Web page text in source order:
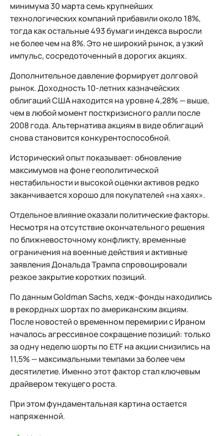
минимума 30 марта семь крупнейших
технологических компаний прибавили около 18%,
тогда как остальные 493 бумаги индекса выросли
не более чем на 8%. Это не широкий рынок, а узкий
импульс, сосредоточенный в дорогих акциях.
Дополнительное давление формирует долговой
рынок. Доходность 10-летних казначейских
облигаций США находится на уровне 4,28% — выше,
чем в любой момент посткризисного ралли после
2008 года. Альтернатива акциям в виде облигаций
снова становится конкурентоспособной.
Исторический опыт показывает: обновление
максимумов на фоне геополитической
нестабильности и высокой оценки активов редко
заканчивается хорошо для покупателей «на хаях».
Отдельное влияние оказали политические факторы.
Несмотря на отсутствие окончательного решения
по ближневосточному конфликту, временные
ограничения на военные действия и активные
заявления Дональда Трампа спровоцировали
резкое закрытие коротких позиций.
По данным Goldman Sachs, хедж-фонды находились
в рекордных шортах по американским акциям.
После новостей о временном перемирии с Ираном
началось агрессивное сокращение позиций: только
за одну неделю шорты по ETF на акции снизились на
11,5% — максимальными темпами за более чем
десятилетие. Именно этот фактор стал ключевым
драйвером текущего роста.
При этом фундаментальная картина остается
напряженной.